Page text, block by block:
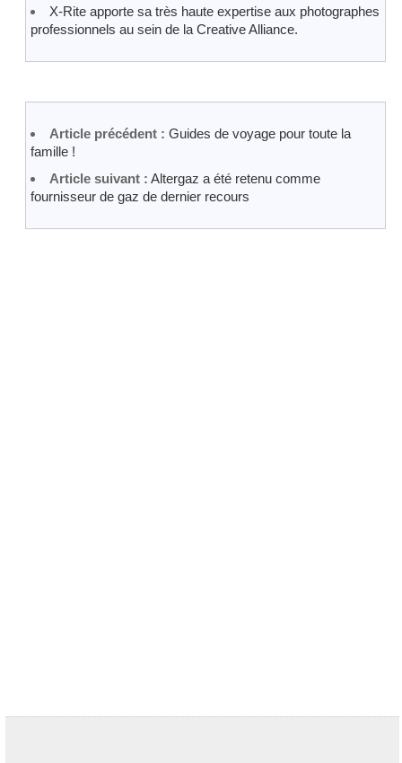
X-Rite apporte sa très haute expertise aux photographes
professionnels au sein de la Creative Alliance.
Article précédent : Guides de voyage pour toute la
famille !
Article suivant : Altergaz a été retenu comme
fournisseur de gaz de dernier recours